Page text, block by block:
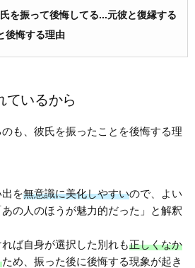
を振って後悔してる...元彼と復縁する
後悔する理由
ているから
も、彼氏を振ったことを後悔する理
を無意識に美化しやすいので、よい
の人のほうが魅力的だった」と解釈
ば自身が選択した別れも正しくなか
ため、振った後に後悔する現象が起き